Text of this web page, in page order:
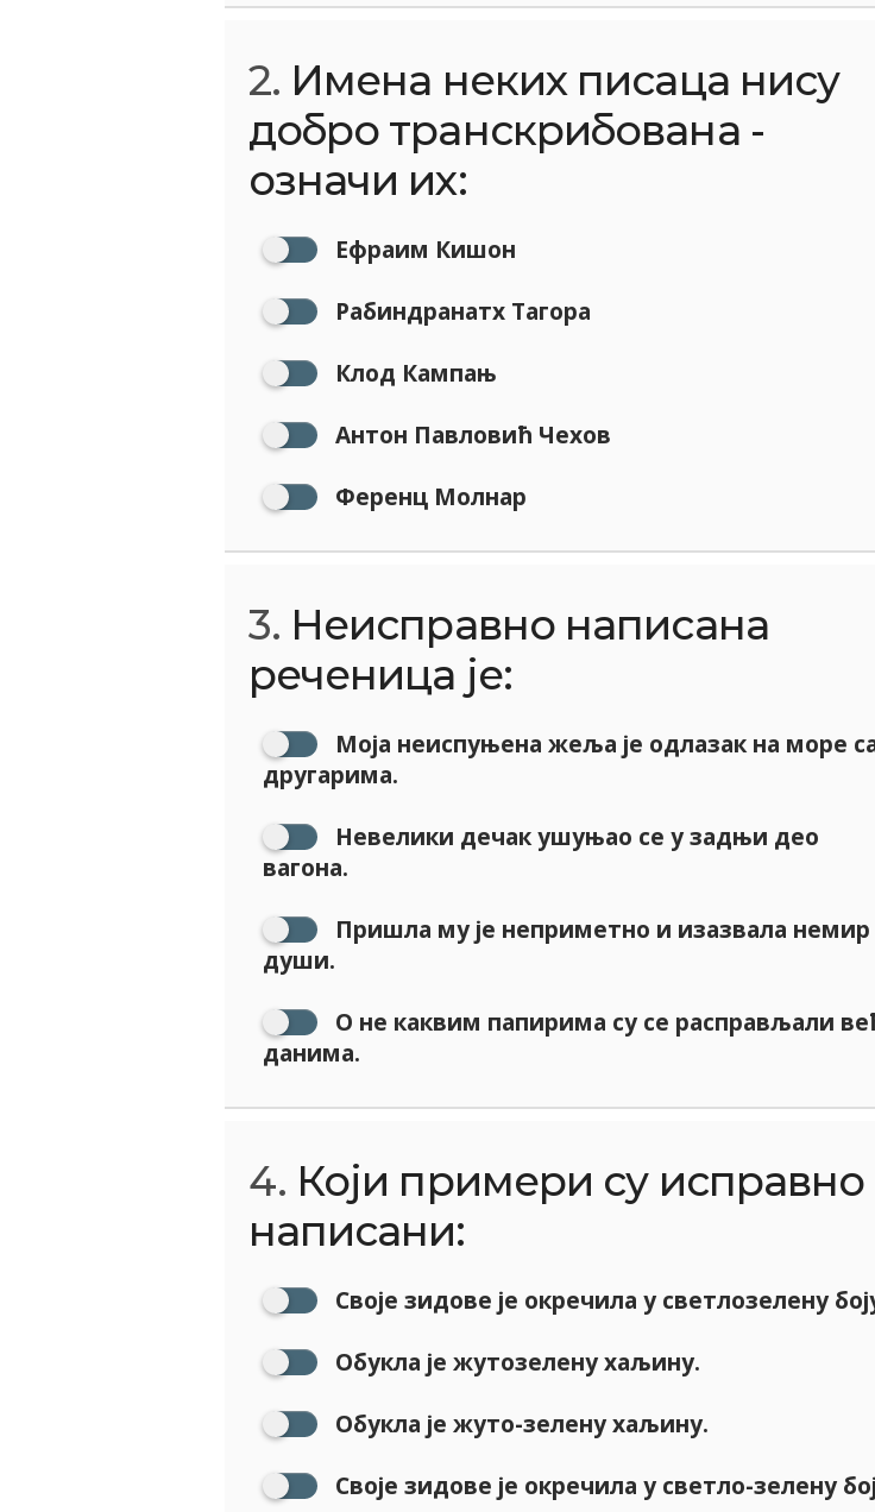
2. Имена неких писаца нису
добро транскрибована -
означи их:
Ефраим Кишон
Рабиндранатх Тагора
Клод Кампањ
Антон Павловић Чехов
Ференц Молнар
3. Неисправно написана
реченица је:
Моја неиспуњена жеља је одлазак на море
другарима.
Невелики дечак ушуњао се у задњи део
вагона.
Пришла му је неприметно и изазвала немир
души.
О не каквим папирима су се расправљали
данима.
4. Који примери су исправно
написани:
Своје зидове је окречила у светлозелену
Обукла је жутозелену хаљину.
Обукла је жуто-зелену хаљину.
Своје зидове је окречила у светло-зелену